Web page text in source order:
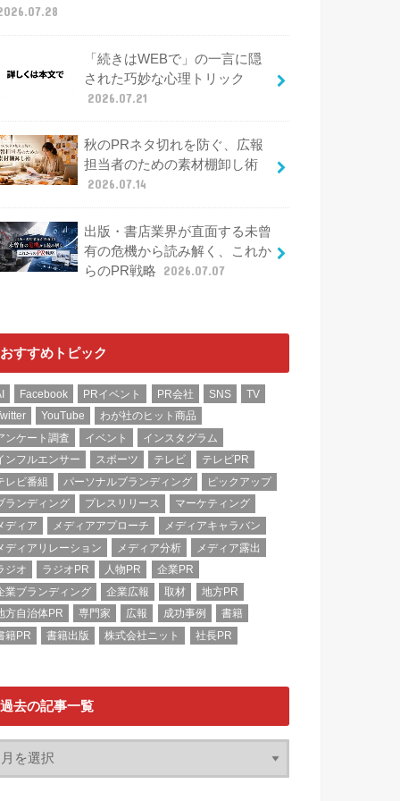
「続きはWEBで」の一言に隠
された巧妙な心理トリック
2026.07.21
秋のPRネタ切れを防ぐ、広報
担当者のための素材棚卸し術
2026.07.14
出版・書店業界が直面する未曾
有の危機から読み解く、これか
らのPR戦略
2026.07.07
おすすめトピック
Facebook PRイベント PR会社 SNS
TV
YouTube
わが社のヒット商品
ンケート調査
イベント
インスタグラム
ンフルエンサー
スポーツ テレビ
テレビPR
レビ番組
パーソナルブランディング
ピックアップ
ランディング
プレスリリース
マーケティング
ディア
メディアアプローチ
メディアキャラバン
ディアリレーション
メディア分析
メディア露出
ジオ
ラジオPR 人物PR
企業PR
業ブランディング
企業広報 取材
地方PR
方自治体PR
専門家 広報 成功事例
書籍
籍PR
書籍出版 株式会社ニット 社長PR
過去の記事一覧